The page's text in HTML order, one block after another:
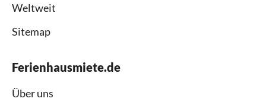
Weltweit
Sitemap
Ferienhausmiete.de
Über uns